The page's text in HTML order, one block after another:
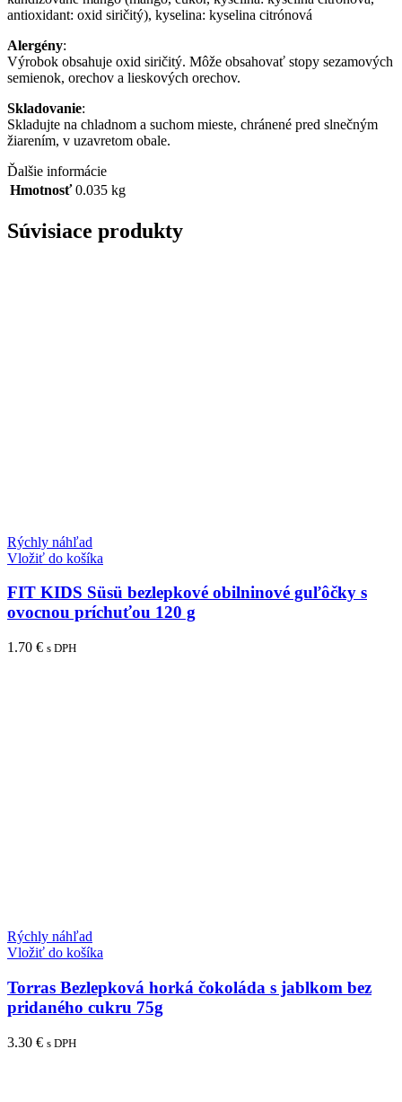
antioxidant: oxid siričitý), kyselina: kyselina citrónová
Alergény:
Výrobok obsahuje oxid siričitý. Môže obsahovať stopy sezamových
semienok, orechov a lieskových orechov.
Skladovanie:
Skladujte na chladnom a suchom mieste, chránené pred slnečným
žiarením, v uzavretom obale.
Ďalšie informácie
Hmotnosť 0.035 kg
Súvisiace produkty
Rýchly náhľad
Vložiť do košíka
FIT KIDS Süsü bezlepkové obilninové guľôčky s
ovocnou príchuťou 120 g
1.70 € s DPH
Rýchly náhľad
Vložiť do košíka
Torras Bezlepková horká čokoláda s jablkom bez
pridaného cukru 75g
3.30 € s DPH